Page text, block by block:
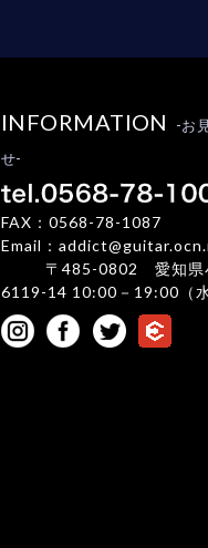
INFORMATION
-お
せ-
FAX：0568-78-1087
Email：
〒485-0802 愛知県小
6119-14 10:00－19:00（水